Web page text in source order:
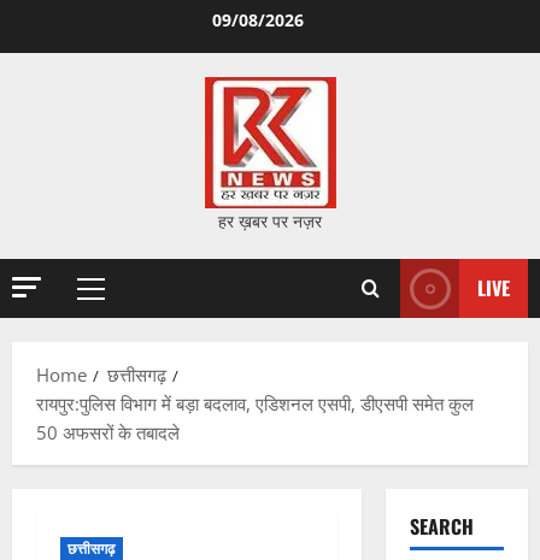
09/08/2026
हर ख़बर पर नज़र
Primary
LIVE
Home
छत्तीसगढ़
रायपुर:पुलिस विभाग में बड़ा बदलाव, एडिशनल एसपी, डीएसपी समेत कुल
50 अफसरों के तबादले
छत्तीसगढ़
SEARCH